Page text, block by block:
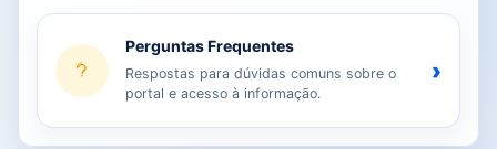
Perguntas Frequentes
Respostas para dúvidas comuns sobre o
portal e acesso à informação.
›